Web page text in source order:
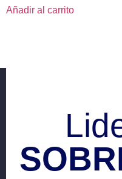
Añadir al carrito